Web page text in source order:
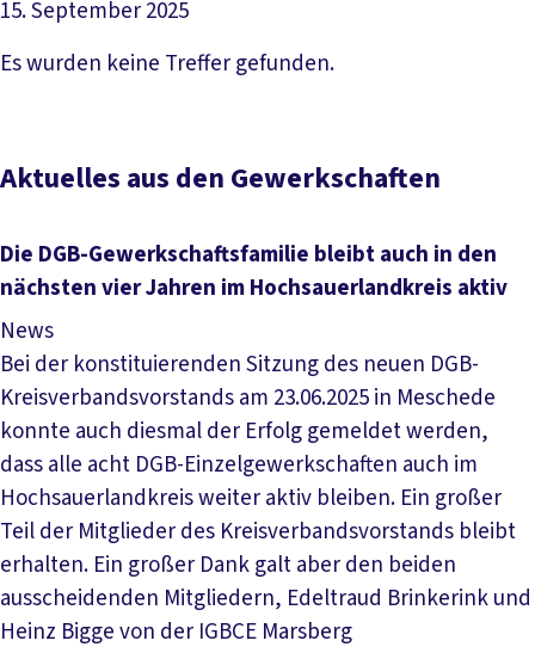
15. September 2025
Artikel lesen
Es wurden keine Treffer gefunden.
Aktuelles aus den Gewerkschaften
Die DGB-Ge­werk­schafts­fa­mi­lie bleibt auch in den
nächs­ten vier Jah­ren im Hoch­sau­er­land­kreis ak­tiv
News
Bei der konstituierenden Sitzung des neuen DGB-
Kreisverbandsvorstands am 23.06.2025 in Meschede
konnte auch diesmal der Erfolg gemeldet werden,
dass alle acht DGB-Einzelgewerkschaften auch im
Hochsauerlandkreis weiter aktiv bleiben. Ein großer
Teil der Mitglieder des Kreisverbandsvorstands bleibt
erhalten. Ein großer Dank galt aber den beiden
ausscheidenden Mitgliedern, Edeltraud Brinkerink und
Heinz Bigge von der IGBCE Marsberg